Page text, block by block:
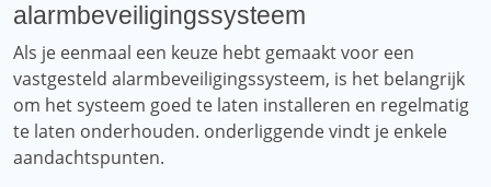
alarmbeveiligingssysteem
Als je eenmaal een keuze hebt gemaakt voor een
vastgesteld alarmbeveiligingssysteem, is het belangrijk
om het systeem goed te laten installeren en regelmatig
te laten onderhouden. onderliggende vindt je enkele
aandachtspunten.